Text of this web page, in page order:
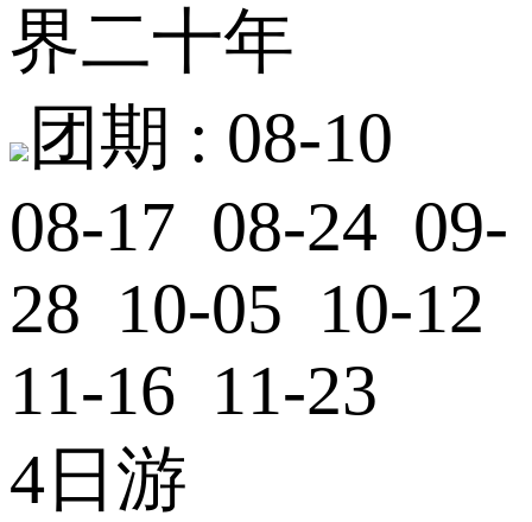
界二十年
团期 : 08-10
08-17 08-24 09-
28 10-05 10-12
11-16 11-23
4日游